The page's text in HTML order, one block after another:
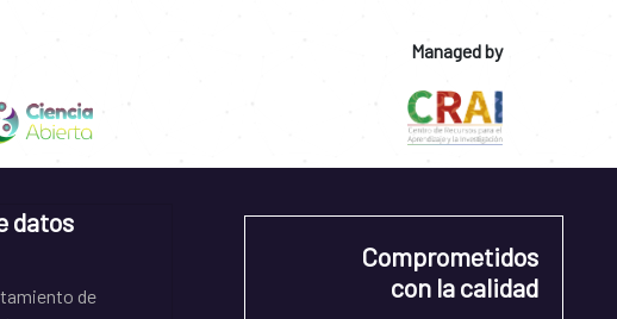
Managed by
datos
de
Comprometidos
con la calidad